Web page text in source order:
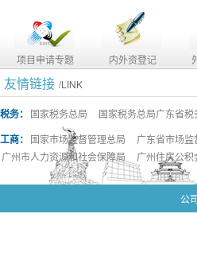
项目申请专题 内外资登记
友情链接 /LINK
税务： 国家税务总局 国家税务总局广东省税
工商： 国家市场监督管理总局 广东省市场监
广州市人力资源和社会保障局
广州住房公
公